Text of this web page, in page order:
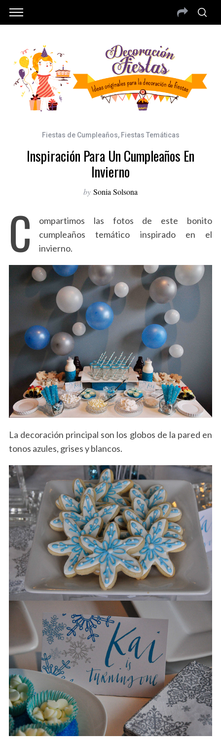
Fiestas de Cumpleaños, Fiestas Temáticas
Inspiración Para Un Cumpleaños En
Invierno
by Sonia Solsona
C
ompartimos las fotos de este bonito
cumpleaños temático inspirado en el
invierno.
La decoración principal son los globos de la pared en
tonos azules, grises y blancos.